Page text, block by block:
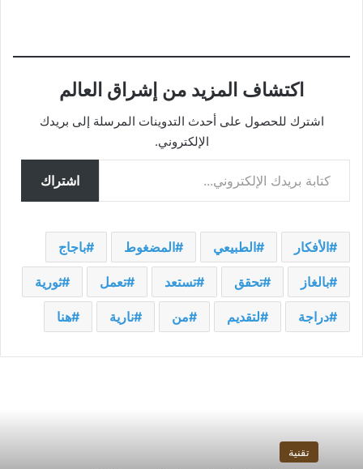
اكتشاف المزيد من إشراق العالم
اشترك للحصول على أحدث التدوينات المرسلة إلى بريدك
الإلكتروني.
كتابة بريدك الإلكتروني...
اشتراك
الأفكار الطبيعي المضغوط باجاج
بالغاز تحقق تستعد تعمل ثورية
دراجة لتقديم من نارية هنا
تقنية